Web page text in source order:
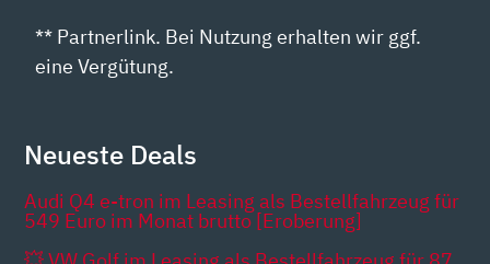
** Partnerlink. Bei Nutzung erhalten wir ggf.
eine Vergütung.
Neueste Deals
Audi Q4 e-tron im Leasing als Bestellfahrzeug für
549 Euro im Monat brutto [Eroberung]